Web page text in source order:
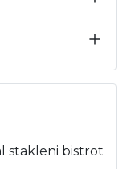
stakleni bistrot